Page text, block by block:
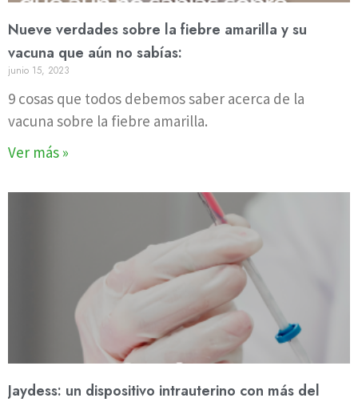
Nueve verdades sobre la fiebre amarilla y su
vacuna que aún no sabías:
junio 15, 2023
9 cosas que todos debemos saber acerca de la
vacuna sobre la fiebre amarilla.
Ver más »
Jaydess: un dispositivo intrauterino con más del